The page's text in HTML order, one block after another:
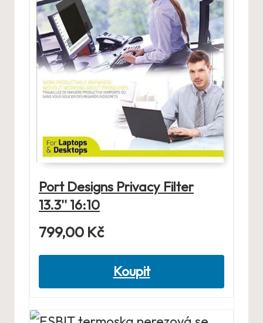
Port Designs Privacy Filter
13.3'' 16:10
799,00 Kč
Koupit